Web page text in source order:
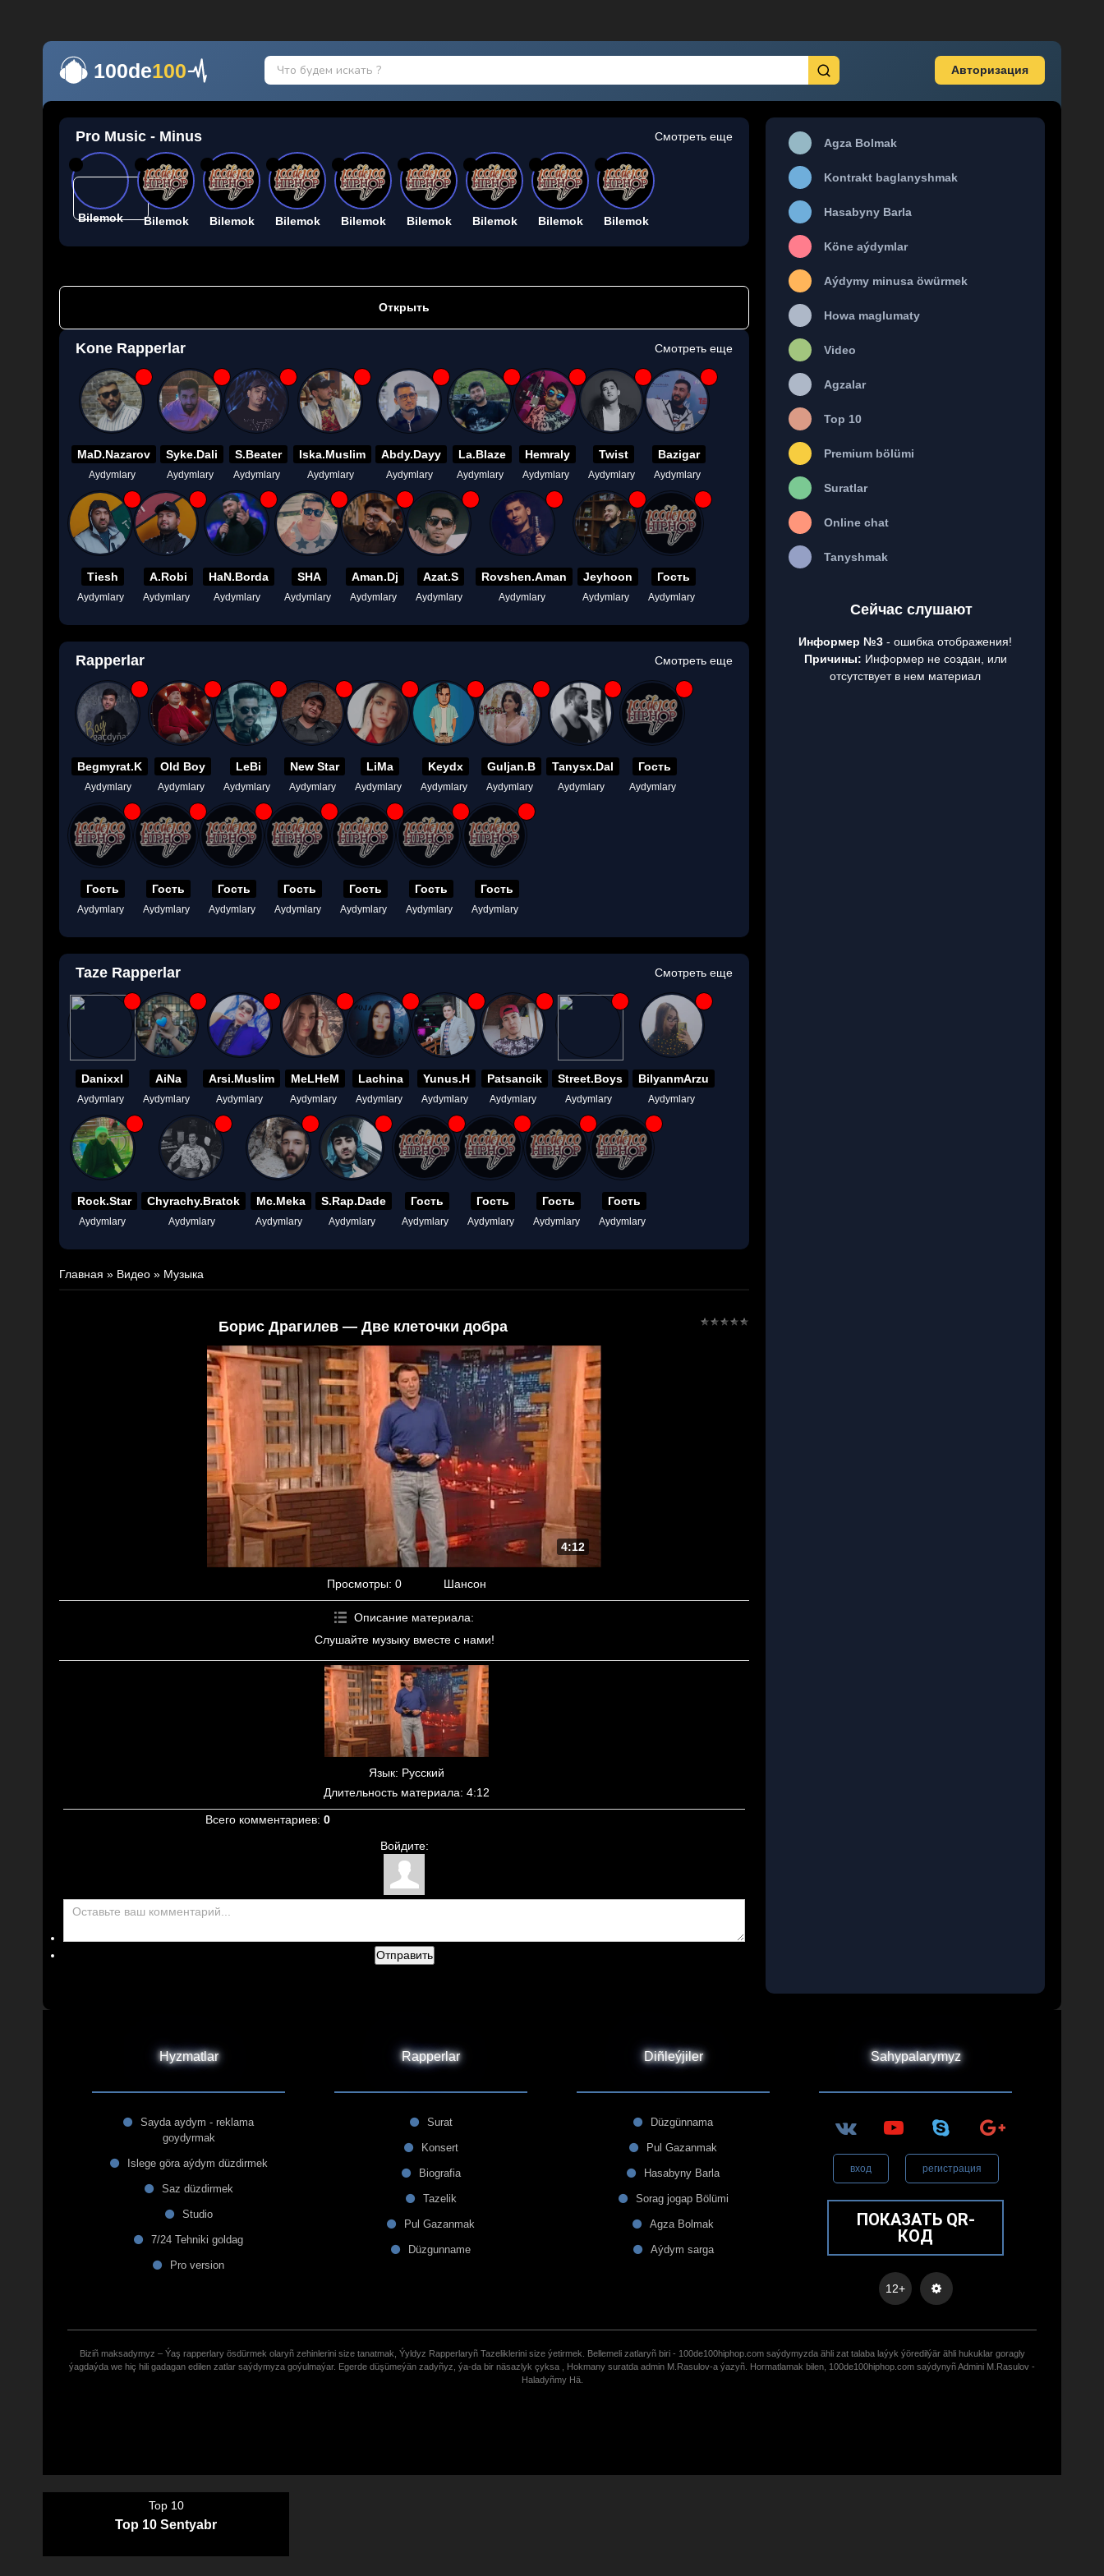
100de100 Авторизация
Pro Music - Minus Смотреть еще
Bilemok Bilemok Bilemok Bilemok Bilemok Bilemok Bilemok Bilemok Bilemok
Открыть
Kone Rapperlar Смотреть еще
MaD.Nazarov
Aydymlary
Syke.Dali
Aydymlary
S.Beater
Aydymlary
Iska.Muslim
Aydymlary
Abdy.Dayy
Aydymlary
La.Blaze
Aydymlary
Hemraly
Aydymlary
Twist
Aydymlary
Bazigar
Aydymlary
Tiesh
Aydymlary
A.Robi
Aydymlary
HaN.Borda
Aydymlary
SHA
Aydymlary
Aman.Dj
Aydymlary
Azat.S
Aydymlary
Rovshen.Aman
Aydymlary
Jeyhoon
Aydymlary
Гость
Aydymlary
Rapperlar Смотреть еще
Begmyrat.K
Aydymlary
Old Boy
Aydymlary
LeBi
Aydymlary
New Star
Aydymlary
LiMa
Aydymlary
Keydx
Aydymlary
Guljan.B
Aydymlary
Tanysx.Dal
Aydymlary
Гость
Aydymlary
Гость
Aydymlary
Гость
Aydymlary
Гость
Aydymlary
Гость
Aydymlary
Гость
Aydymlary
Гость
Aydymlary
Гость
Aydymlary
Taze Rapperlar Смотреть еще
Danixxl
Aydymlary
AiNa
Aydymlary
Arsi.Muslim
Aydymlary
MeLHeM
Aydymlary
Lachina
Aydymlary
Yunus.H
Aydymlary
Patsancik
Aydymlary
Street.Boys
Aydymlary
BilyanmArzu
Aydymlary
Rock.Star
Aydymlary
Chyrachy.Bratok
Aydymlary
Mc.Meka
Aydymlary
S.Rap.Dade
Aydymlary
Гость
Aydymlary
Гость
Aydymlary
Гость
Aydymlary
Гость
Aydymlary
Главная » Видео » Музыка
Борис Драгилев — Две клеточки добра
4:12
Просмотры: 0 Шансон
Описание материала:
Слушайте музыку вместе с нами!
Язык: Русский
Длительность материала: 4:12
Всего комментариев: 0
Войдите:
Отправить
Agza Bolmak
Kontrakt baglanyshmak
Hasabyny Barla
Köne aýdymlar
Aýdymy minusa öwürmek
Howa maglumaty
Video
Agzalar
Top 10
Premium bölümi
Suratlar
Online chat
Tanyshmak
Сейчас слушают
Информер №3 - ошибка отображения!
Причины: Информер не создан, или
отсутствует в нем материал
Hyzmatlar
Sayda aydym - reklama
goydyrmak
Islege göra aýdym düzdirmek
Saz düzdirmek
Studio
7/24 Tehniki goldag
Pro version
Rapperlar
Surat
Konsert
Biografia
Tazelik
Pul Gazanmak
Düzgunname
Diñleýjiler
Düzgünnama
Pul Gazanmak
Hasabyny Barla
Sorag jogap Bölümi
Agza Bolmak
Aýdym sarga
Sahypalarymyz
вход регистрация
ПОКАЗАТЬ QR-
КОД
12+
Biziñ maksadymyz – Ýaş rapperlary ösdürmek olaryñ zehinlerini size tanatmak, Ýyldyz Rapperlaryñ Tazeliklerini size ýetirmek. Bellemeli zatlaryñ biri - 100de100hiphop.com saýdymyzda ähli zat talaba laýyk ýöredilýär ähli hukuklar goragly
ýagdaýda we hiç hili gadagan edilen zatlar saýdymyza goýulmaýar. Egerde düşümeýän zadyñyz, ýa-da bir näsazlyk çyksa , Hokmany suratda admin M.Rasulov-a ýazyñ. Hormatlamak bilen, 100de100hiphop.com saýdynyñ Admini M.Rasulov -
Haladyñmy Hä.
Top 10
Top 10 Sentyabr